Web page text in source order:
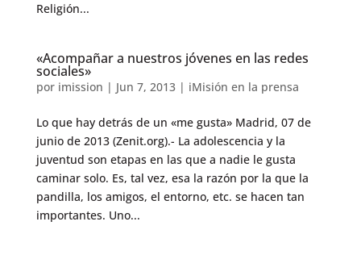
Religión...
«Acompañar a nuestros jóvenes en las redes
sociales»
por imission | Jun 7, 2013| iMisión en la prensa
Lo que hay detrás de un «me gusta» Madrid, 07 de
junio de 2013 (Zenit.org).- La adolescencia y la
juventud son etapas en las que a nadie le gusta
caminar solo. Es, tal vez, esa la razón por la que la
pandilla, los amigos, el entorno, etc. se hacen tan
importantes. Uno...